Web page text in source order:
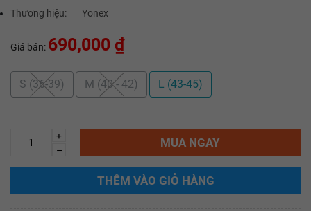
Thương hiệu: Yonex
Giá bán: 690,000 ₫
S (36-39) M (40 - 42) L (43-45)
+
–
MUA NGAY
THÊM VÀO GIỎ HÀNG